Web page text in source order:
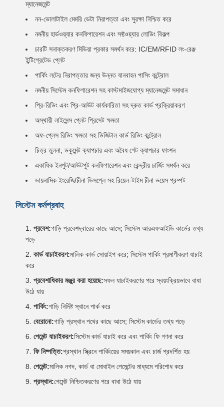
ম্যানেজমেন্ট
নন-ভোলাটাইল মেমরি ডেটা নিরাপত্তা এবং সুরক্ষা নিশ্চিত করে
নমনীয় হার্ডওয়্যার কনফিগারেশন এবং সফ্টওয়্যার লোডিং বিকল্প
চারটি সনাক্তকরণ মিডিয়া প্রকার সমর্থন করে: IC/EM/RFID লং-রেঞ্জ
ইন্টিগ্রেটেড প্লেট
পার্কিং লটের নিরাপত্তার জন্য উন্নত যানবাহন পাসিং কন্ট্রোল
নমনীয় সিস্টেম কনফিগারেশন সহ কাস্টমাইজযোগ্য ম্যানেজমেন্ট সমাধান
প্রি-রিডিং এবং প্রি-আউট কার্যকারিতা সহ দ্রুত কার্ড প্রক্রিয়াকরণ
অস্থায়ী লাইসেন্স প্লেট প্রিসেট ক্ষমতা
অফ-প্লেস রিডিং ক্ষমতা সহ ডিজিটাল কার্ড রিডিং কন্ট্রোল
চিত্র তুলনা, ডকুমেন্ট ক্যাপচার এবং অবৈধ গেট ক্যাপচার ফাংশন
একাধিক ইনপুট/আউটপুট কনফিগারেশন এবং কেন্দ্রীয় চার্জিং সমর্থন করে
ডায়নামিক ইংরেজি/চীনা ডিসপ্লে সহ রিয়েল-টাইম চীনা ভয়েস প্রম্পট
সিস্টেম কর্মপ্রবাহ
প্রবেশ:গাড়ি প্রবেশদ্বারের কাছে আসে; সিস্টেম আরএফআইডি কার্ডের তথ্য
পড়ে
কার্ড যাচাইকরণ:মালিক কার্ড সোয়াইপ করে; সিস্টেম পার্কিং প্রমাণীকরণ যাচাই
করে
প্রবেশাধিকার মঞ্জুর করা হয়েছে:সফল যাচাইকরণের পরে স্বয়ংক্রিয়ভাবে বাধা
উঠে যায়
পার্কিং:গাড়ি নির্দিষ্ট স্থানে পার্ক করে
বেরোনো:গাড়ি প্রস্থান পথের কাছে আসে; সিস্টেম কার্ডের তথ্য পড়ে
পেমেন্ট যাচাইকরণ:সিস্টেম কার্ড যাচাই করে এবং পার্কিং ফি গণনা করে
ফি নিষ্পত্তি:প্রস্থান স্ক্রিনে পার্কিংয়ের সময়কাল এবং চার্জ প্রদর্শিত হয়
পেমেন্ট:মালিক নগদ, কার্ড বা মোবাইল পেমেন্টের মাধ্যমে পরিশোধ করে
প্রস্থান:পেমেন্ট নিশ্চিতকরণের পরে বাধা উঠে যায়